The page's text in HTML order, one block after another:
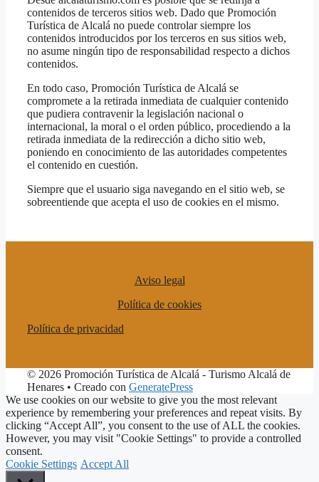
contenidos de terceros sitios web. Dado que Promoción
Turística de Alcalá no puede controlar siempre los
contenidos introducidos por los terceros en sus sitios web,
no asume ningún tipo de responsabilidad respecto a dichos
contenidos.
En todo caso, Promoción Turística de Alcalá se
compromete a la retirada inmediata de cualquier contenido
que pudiera contravenir la legislación nacional o
internacional, la moral o el orden público, procediendo a la
retirada inmediata de la redirección a dicho sitio web,
poniendo en conocimiento de las autoridades competentes
el contenido en cuestión.
Siempre que el usuario siga navegando en el sitio web, se
sobreentiende que acepta el uso de cookies en el mismo.
Aviso legal
Política de cookies
Política de privacidad
© 2026 Promoción Turística de Alcalá - Turismo Alcalá de
Henares • Creado con GeneratePress
We use cookies on our website to give you the most relevant
experience by remembering your preferences and repeat visits. By
clicking “Accept All”, you consent to the use of ALL the cookies.
However, you may visit "Cookie Settings" to provide a controlled
consent.
Cookie Settings Accept All